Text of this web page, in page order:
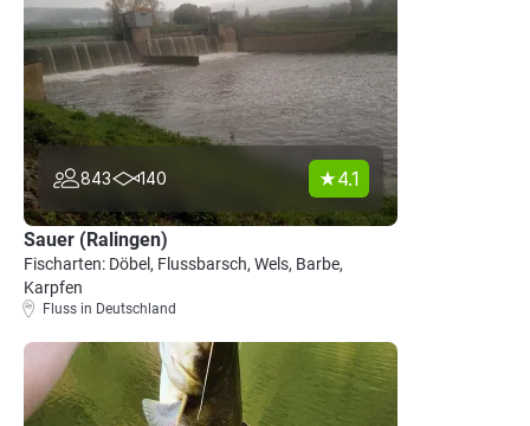
843 140 4.1
Sauer (Ralingen)
Fischarten: Döbel, Flussbarsch, Wels, Barbe,
Karpfen
Fluss in Deutschland